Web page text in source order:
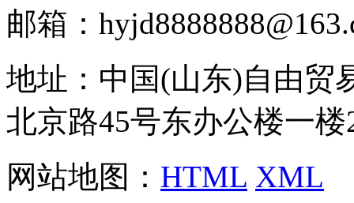
邮箱：
地址：中国(山东)自由贸
北京路45号东办公楼一楼
网站地图： HTML XML